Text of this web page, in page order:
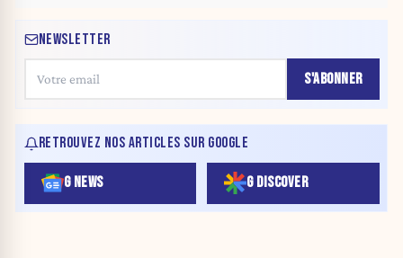
NEWSLETTER
S'ABONNER
RETROUVEZ NOS ARTICLES SUR GOOGLE
G NEWS G DISCOVER